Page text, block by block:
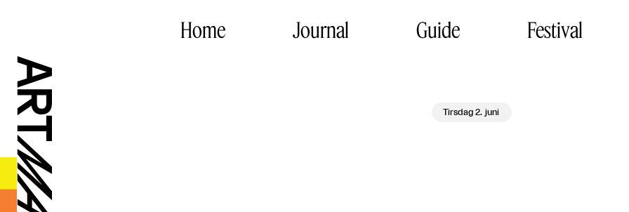
Home Journal Guide Festival
Tirsdag 2. juni